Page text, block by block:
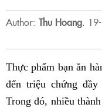
Author: Thu Hoang.
Thực phẩm bạn ăn
đến triệu chứng
Trong đó, nhiều